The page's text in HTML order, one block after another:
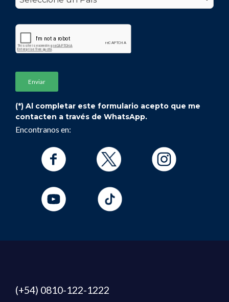
Secretaria Técnica de la Licenciatura en
(*) Al completar este formulario acepto que me
contacten a través de WhatsApp.
Encontranos en:
(+54) 0810-122-1222